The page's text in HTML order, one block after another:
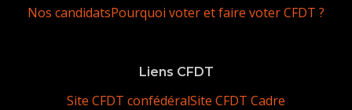
Nos candidatsPourquoi voter et faire voter CFDT ?
Liens CFDT
Site CFDT confédéralSite CFDT Cadre